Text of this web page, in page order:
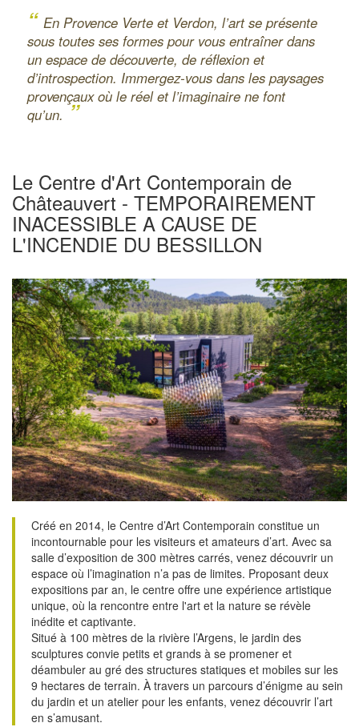
“ En Provence Verte et Verdon, l’art se présente
sous toutes ses formes pour vous entraîner dans
un espace de découverte, de réflexion et
d’introspection. Immergez-vous dans les paysages
provençaux où le réel et l’imaginaire ne font
qu’un. ”
Le Centre d'Art Contemporain de
Châteauvert - TEMPORAIREMENT
INACESSIBLE A CAUSE DE
L'INCENDIE DU BESSILLON
Créé en 2014, le Centre d’Art Contemporain constitue un
incontournable pour les visiteurs et amateurs d’art. Avec sa
salle d’exposition de 300 mètres carrés, venez découvrir un
espace où l’imagination n’a pas de limites. Proposant deux
expositions par an, le centre offre une expérience artistique
unique, où la rencontre entre l'art et la nature se révèle
inédite et captivante.
Situé à 100 mètres de la rivière l’Argens, le jardin des
sculptures convie petits et grands à se promener et
déambuler au gré des structures statiques et mobiles sur les
9 hectares de terrain. À travers un parcours d’énigme au sein
du jardin et un atelier pour les enfants, venez découvrir l’art
en s’amusant.